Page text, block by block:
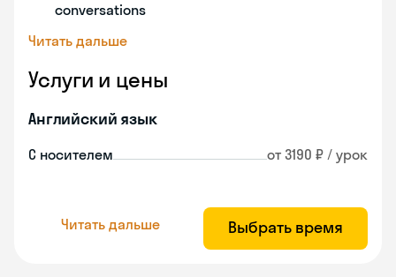
conversations
Читать дальше
Услуги и цены
Английский язык
С носителем от 3190 ₽ / урок
Читать дальше Выбрать время